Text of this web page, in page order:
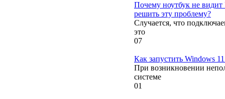
Почему ноутбук не
решить эту проблему?
Случается, что
это
07
Как запустить Windows
При возникновении
системе
01